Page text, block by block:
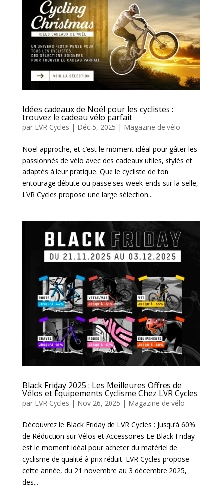
Idées cadeaux de Noël pour les cyclistes :
trouvez le cadeau vélo parfait
par LVR Cycles | Déc 5, 2025 | Magazine de vélo
Noël approche, et c’est le moment idéal pour gâter les
passionnés de vélo avec des cadeaux utiles, stylés et
adaptés à leur pratique. Que le cycliste de ton
entourage débute ou passe ses week-ends sur la selle,
LVR Cycles propose une large sélection...
Black Friday 2025 : Les Meilleures Offres de
Vélos et Équipements Cyclisme Chez LVR Cycles
par LVR Cycles | Nov 26, 2025 | Magazine de vélo
Découvrez le Black Friday de LVR Cycles : Jusqu’à 60%
de Réduction sur Vélos et Accessoires Le Black Friday
est le moment idéal pour acheter du matériel de
cyclisme de qualité à prix réduit. LVR Cycles propose
cette année, du 21 novembre au 3 décembre 2025,
des...